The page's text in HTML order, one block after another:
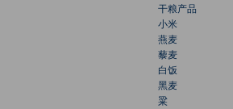
干粮产品
小米
燕麦
藜麦
白饭
黑麦
粱